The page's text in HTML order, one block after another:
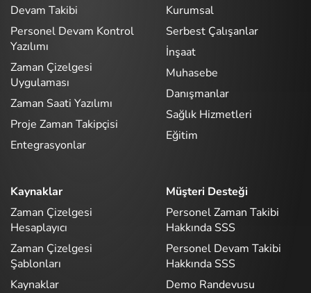
Devam Takibi
Personel Devam Kontrol
Yazılımı
Zaman Çizelgesi
Uygulaması
Zaman Saati Yazılımı
Proje Zaman Takipçisi
Entegrasyonlar
Kurumsal
Serbest Çalışanlar
İnşaat
Muhasebe
Danışmanlar
Sağlık Hizmetleri
Eğitim
Kaynaklar
Zaman Çizelgesi
Hesaplayıcı
Zaman Çizelgesi
Şablonları
Kaynaklar
Müşteri Desteği
Personel Zaman Takibi
Hakkında SSS
Personel Devam Takibi
Hakkında SSS
Demo Randevusu